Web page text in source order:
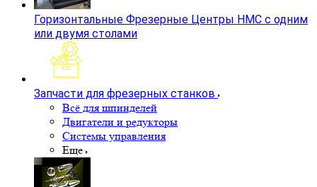
Горизонтальные Фрезерные Центры HMC с одним
или двумя столами
Запчасти для фрезерных станков
Всё для шпинделей
Двигатели и редукторы
Системы управления
Еще